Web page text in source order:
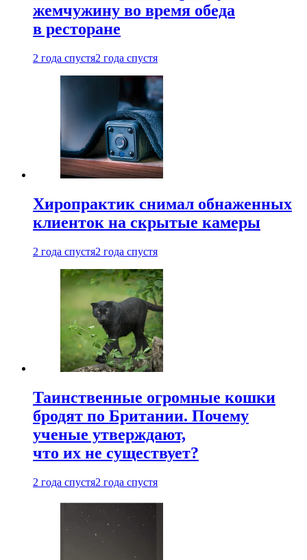
жемчужину во время обеда
в ресторане
2 года спустя2 года спустя
Хиропрактик снимал обнаженных
клиенток на скрытые камеры
2 года спустя2 года спустя
Таинственные огромные кошки
бродят по Британии. Почему
ученые утверждают,
что их не существует?
2 года спустя2 года спустя